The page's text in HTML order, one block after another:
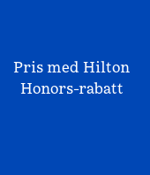
Pris med Hilton
Honors-rabatt